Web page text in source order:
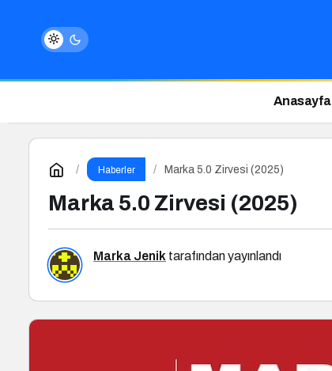
Anasayfa
Haberler Marka 5.0 Zirvesi (2025)
Marka 5.0 Zirvesi (2025)
Marka Jenik tarafından yayınlandı